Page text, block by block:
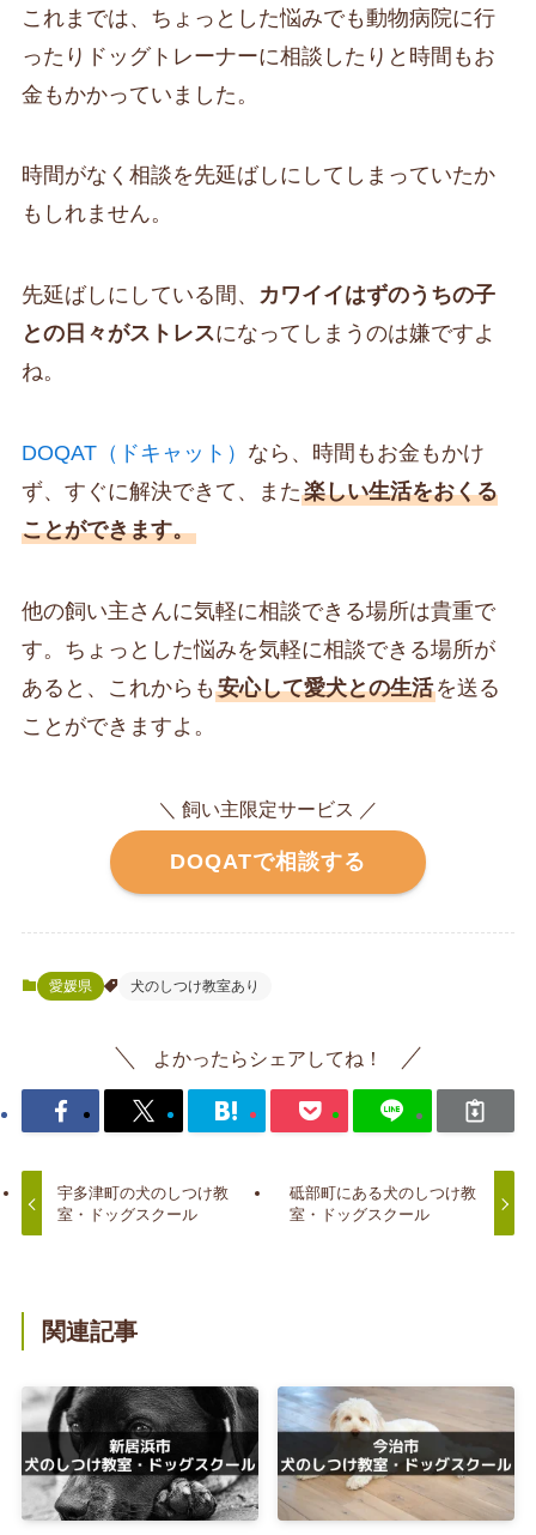
これまでは、ちょっとした悩みでも動物病院に行
ったりドッグトレーナーに相談したりと時間もお
金もかかっていました。
時間がなく相談を先延ばしにしてしまっていたか
もしれません。
先延ばしにしている間、
カワイイはずのうちの子
との日々がストレスになってしまうのは嫌ですよ
ね。
DOQAT（ドキャット） なら、時間もお金もかけ
ず、すぐに解決できて、また楽しい生活をおくる
ことができます。
他の飼い主さんに気軽に相談できる場所は貴重で
す。ちょっとした悩みを気軽に相談できる場所が
あると、これからも 安心して愛犬との生活を送る
ことができますよ。
＼ 飼い主限定サービス ／
DOQATで相談する
愛媛県 犬のしつけ教室あり
よかったらシェアしてね！
宇多津町の犬のしつけ教
室・ドッグスクール
砥部町にある犬のしつけ教
室・ドッグスクール
関連記事